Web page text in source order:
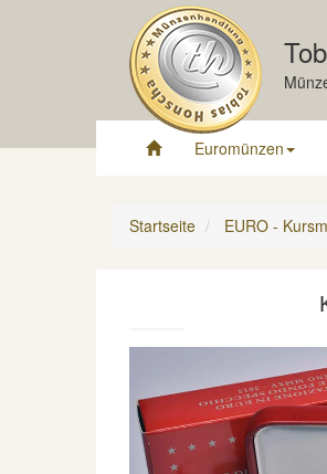
Euromünzen
Startseite EURO -